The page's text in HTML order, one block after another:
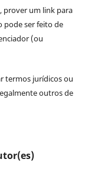
, prover um link para
pode ser feito de
(ou
termos jurídicos ou
outros de